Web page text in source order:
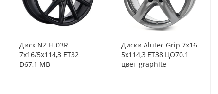
Диск NZ H-03R
7x16/5x114,3 ET32
D67,1 MB
Диски Alutec Grip 7x16
5x114,3 ET38 ЦО70.1
цвет graphite